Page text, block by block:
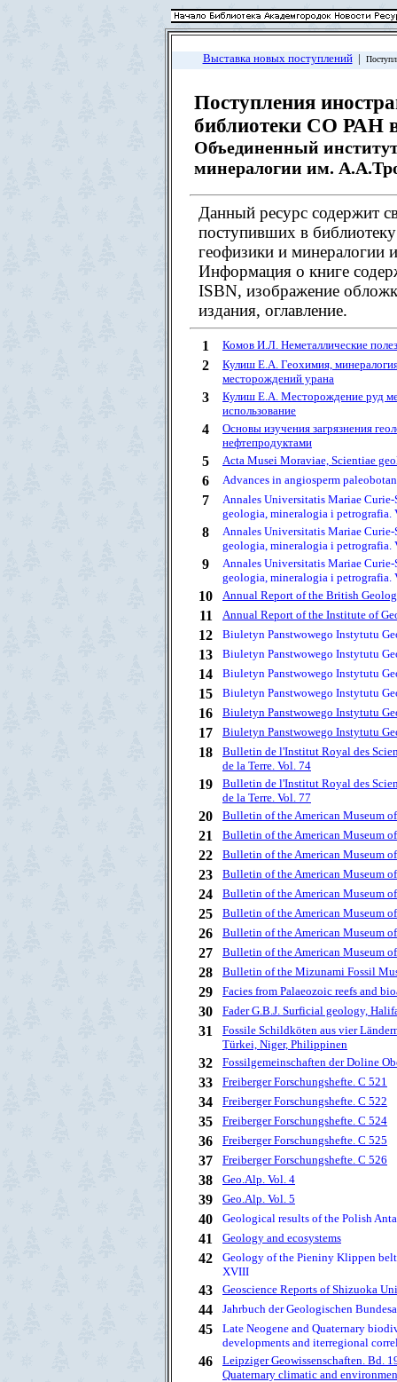
Выставка новых поступлений|
Поступления
библиотеки СО РАН в
Объединенный
минералогии им.
Данный ресурс содержит
поступивших в
геофизики и
Информация о книге
ISBN, изображение
издания, оглавление.
1 Комов И.Л. Неметаллические
2
Кулиш Е.А. Геохимия,
месторождений урана
3
Кулиш Е.А. Месторождение руд
использование
4
Основы изучения загрязнения
нефтепродуктами
5 Acta Musei Moraviae, Scientiae
6 Advances in angiosperm
7
Annales Universitatis Mariae
geologia, mineralogia i petrografia.
8
Annales Universitatis Mariae
geologia, mineralogia i petrografia.
9
Annales Universitatis Mariae
geologia, mineralogia i petrografia.
10 Annual Report of the British
11 Annual Report of the Institute of
12 Biuletyn Panstwowego Instytutu
13 Biuletyn Panstwowego Instytutu
14 Biuletyn Panstwowego Instytutu
15 Biuletyn Panstwowego Instytutu
16 Biuletyn Panstwowego Instytutu
17 Biuletyn Panstwowego Instytutu
18
Bulletin de l'Institut Royal des
de la Terre. Vol. 74
19
Bulletin de l'Institut Royal des
de la Terre. Vol. 77
20 Bulletin of the American Museum
21 Bulletin of the American Museum
22 Bulletin of the American Museum
23 Bulletin of the American Museum
24 Bulletin of the American Museum
25 Bulletin of the American Museum
26 Bulletin of the American Museum
27 Bulletin of the American Museum
28 Bulletin of the Mizunami Fossil
29 Facies from Palaeozoic reefs and
30 Fader G.B.J. Surficial geology,
31
Fossile Schildköten aus vier
Türkei, Niger, Philippinen
32 Fossilgemeinschaften der Doline
33 Freiberger Forschungshefte. C 521
34 Freiberger Forschungshefte. C 522
35 Freiberger Forschungshefte. C 524
36 Freiberger Forschungshefte. C 525
37 Freiberger Forschungshefte. C 526
38 Geo.Alp. Vol. 4
39 Geo.Alp. Vol. 5
40 Geological results of the Polish
41 Geology and ecosystems
42
Geology of the Pieniny Klippen belt
XVIII
43 Geoscience Reports of Shizuoka
44 Jahrbuch der Geologischen
45
Late Neogene and Quaternary
developments and iterregional
46
Leipziger Geowissenschaften. Bd.
Quaternary climatic and